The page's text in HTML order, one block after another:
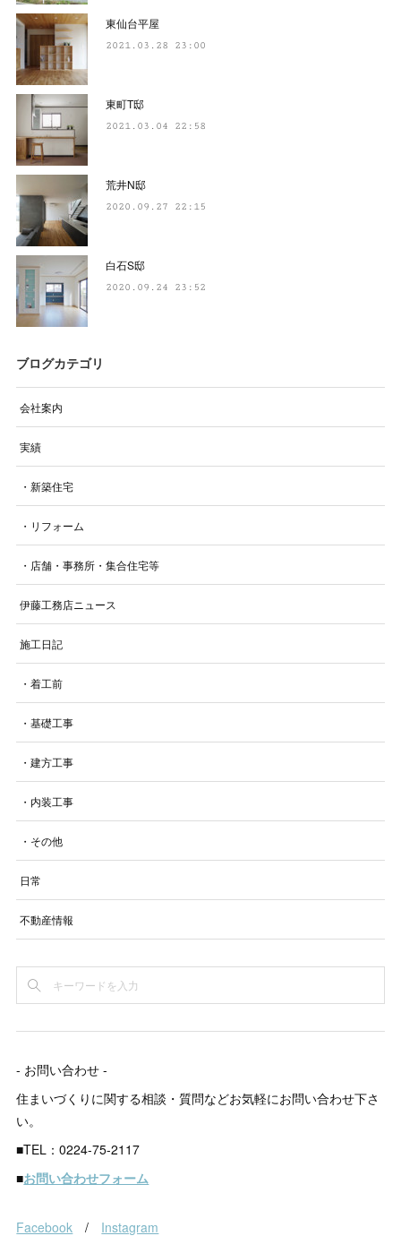
東仙台平屋
2021.03.28 23:00
東町T邸
2021.03.04 22:58
荒井N邸
2020.09.27 22:15
白石S邸
2020.09.24 23:52
ブログカテゴリ
会社案内
実績
・新築住宅
・リフォーム
・店舗・事務所・集合住宅等
伊藤工務店ニュース
施工日記
・着工前
・基礎工事
・建方工事
・内装工事
・その他
日常
不動産情報
- お問い合わせ -
住まいづくりに関する相談・質問などお気軽にお問い合わせ下さ
い。
■TEL：0224-75-2117
■お問い合わせフォーム
Facebook / Instagram